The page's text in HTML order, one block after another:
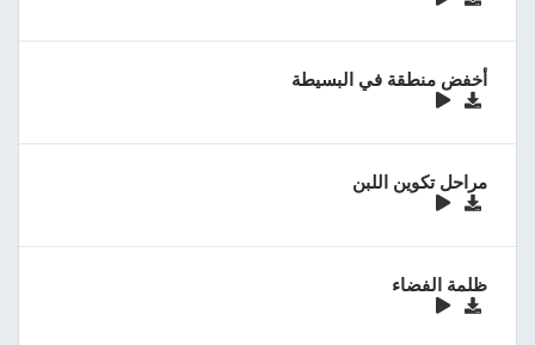
أخفض منطقة في البسيطة
مراحل تكوين اللبن
ظلمة الفضاء